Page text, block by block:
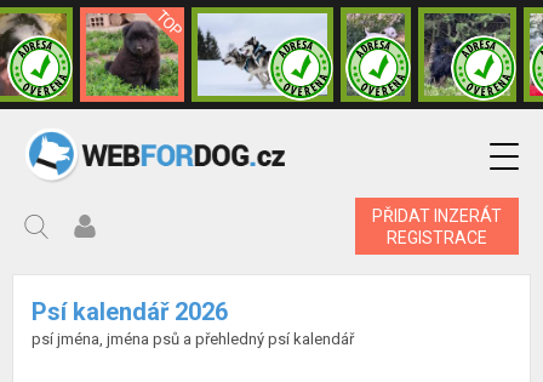
PŘIDAT INZERÁT
REGISTRACE
Psí kalendář 2026
psí jména, jména psů a přehledný psí kalendář